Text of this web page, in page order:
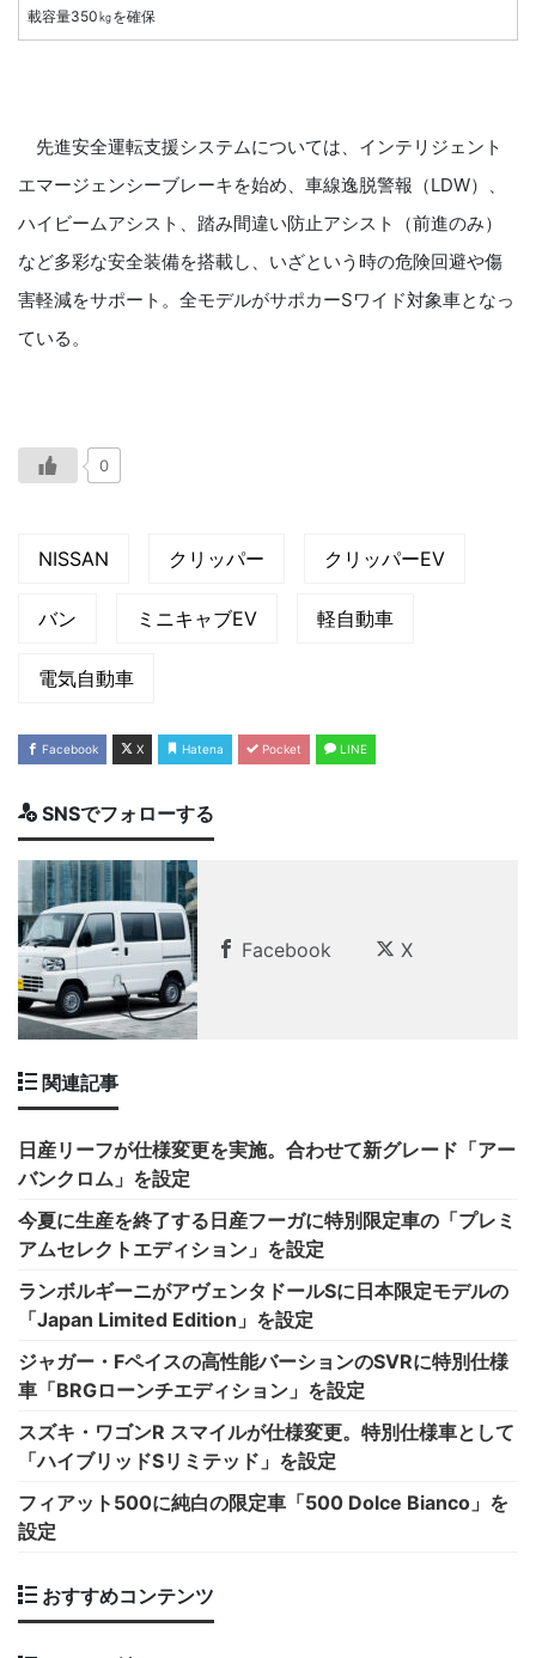
載容量350㎏を確保
先進安全運転支援システムについては、インテリジェント
エマージェンシーブレーキを始め、車線逸脱警報（LDW）、
ハイビームアシスト、踏み間違い防止アシスト（前進のみ）
など多彩な安全装備を搭載し、いざという時の危険回避や傷
害軽減をサポート。全モデルがサポカーSワイド対象車となっ
ている。
0
NISSAN クリッパー クリッパーEV
バン ミニキャブEV 軽自動車
電気自動車
Facebook X Hatena Pocket LINE
SNSでフォローする
Facebook X
関連記事
日産リーフが仕様変更を実施。合わせて新グレード「アー
バンクロム」を設定
今夏に生産を終了する日産フーガに特別限定車の「プレミ
アムセレクトエディション」を設定
ランボルギーニがアヴェンタドールSに日本限定モデルの
「Japan Limited Edition」を設定
ジャガー・Fペイスの高性能バーションのSVRに特別仕様
車「BRGローンチエディション」を設定
スズキ・ワゴンR スマイルが仕様変更。特別仕様車として
「ハイブリッドSリミテッド」を設定
フィアット500に純白の限定車「500 Dolce Bianco」を
設定
おすすめコンテンツ